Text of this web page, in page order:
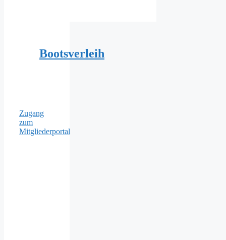
Bootsverleih
Zugang
zum
Mitgliederportal